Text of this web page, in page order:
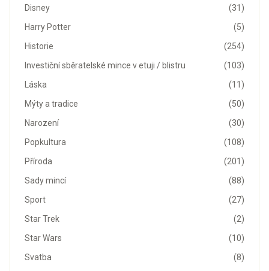
(31)
Disney
(5)
Harry Potter
(254)
Historie
(103)
Investiční sběratelské mince v etuji / blistru
(11)
Láska
(50)
Mýty a tradice
(30)
Narození
(108)
Popkultura
(201)
Příroda
(88)
Sady mincí
(27)
Sport
(2)
Star Trek
(10)
Star Wars
(8)
Svatba